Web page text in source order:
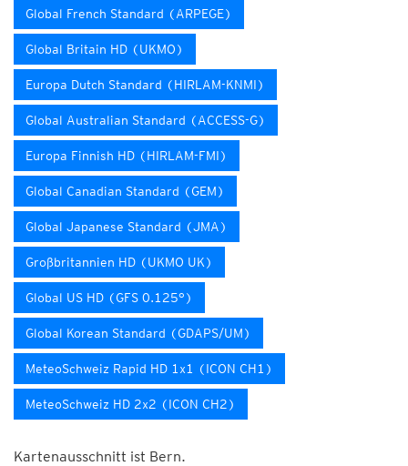
Global French Standard (ARPEGE)
Global Britain HD (UKMO)
Europa Dutch Standard (HIRLAM-KNMI)
Global Australian Standard (ACCESS-G)
Europa Finnish HD (HIRLAM-FMI)
Global Canadian Standard (GEM)
Global Japanese Standard (JMA)
Großbritannien HD (UKMO UK)
Global US HD (GFS 0.125°)
Global Korean Standard (GDAPS/UM)
MeteoSchweiz Rapid HD 1x1 (ICON CH1)
MeteoSchweiz HD 2x2 (ICON CH2)
Kartenausschnitt ist Bern.